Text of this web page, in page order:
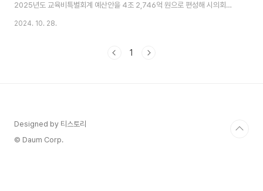
2025년도 교육비특별회계 예산안을 4조 2,746억 원으로 편성해 시의회에
제출했다. 이는 전년 대비 1,895억 원이 증액된 규모로, 교육재정 축소 상황에
구하고 미래역량교육의 안정적 추진을 위해 교육시설환경개선기금 2,500억
2024. 10. 28.
1
Designed by 티스토리
© Daum Corp.